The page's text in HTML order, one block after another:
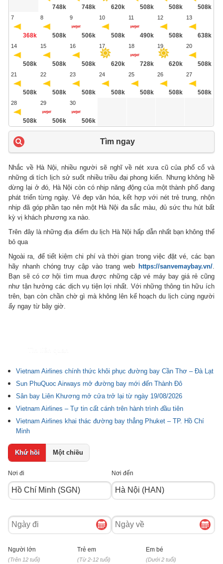
748k 748k 620k 508k 508k 508k
7
368k
8
508k
9
506k
10
508k
11
490k
12
508k
13
638k
14
508k
15
508k
16
508k
17
620k
18
728k
19
620k
20
508k
21
508k
22
508k
23
508k
24
508k
25
508k
26
508k
27
508k
28
508k
29
506k
30
506k
Tìm ngay
Nhắc về Hà Nội, nhiều người sẽ nghĩ về nét xưa cũ của phố cổ và
những di tích lịch sử suốt nhiều triều đại phong kiến. Nhưng không hề
dừng lại ở đó, Hà Nội còn có nhịp năng động của một thành phố đang
phát triển từng ngày. Vẻ đẹp văn hóa, kết hợp với nét trẻ trung, nhộn
nhịp đã góp phần tạo nên một Hà Nội đa sắc màu, đủ sức thu hút bất
kỳ vị khách phương xa nào.
Trên đây là những địa điểm du lịch Hà Nội hấp dẫn nhất bạn không thể
bỏ qua
Ngoài ra, để tiết kiệm chi phí và thời gian trong việc đặt vé, các bạn
hãy nhanh chóng truy cập vào trang web https://sanvemaybay.vn/.
Bạn sẽ có cơ hội tìm mua được những cặp vé máy bay giá rẻ cũng
như tận hưởng các dịch vụ tiện lợi nhất. Với những thông tin hữu ích
trên, bạn còn chần chờ gì mà không lên kế hoạch du lịch cùng người
ấy ngay từ bây giờ.
Vietnam Airlines chính thức khôi phục đường bay Cần Thơ – Đà Lạt
Sun PhuQuoc Airways mở đường bay mới đến Thành Đô
Sân bay Liên Khương mở cửa trở lại từ ngày 19/08/2026
Vietnam Airlines – Tự tin cất cánh trên hành trình đầu tiên
Vietnam Airlines khai thác đường bay thẳng Phuket – TP. Hồ Chí
Minh
Khứ hồi Một chiều
Nơi đi Nơi đến
Ngày
đi
Ngày
về
Người lớn
(Trên 12 tuổi)
Trẻ em
(Từ 2-12 tuổi)
Em bé
(Dưới 2 tuổi)